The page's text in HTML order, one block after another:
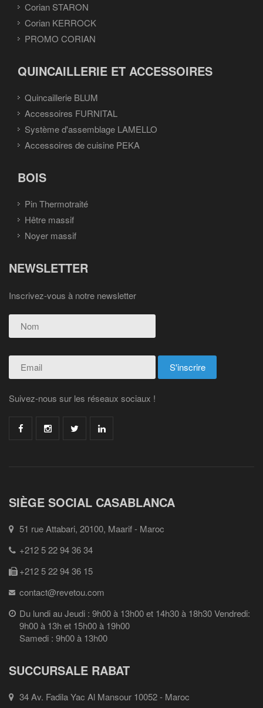
Corian STARON
Corian KERROCK
PROMO CORIAN
QUINCAILLERIE ET ACCESSOIRES
Quincaillerie BLUM
Accessoires FURNITAL
Système d'assemblage LAMELLO
Accessoires de cuisine PEKA
BOIS
Pin Thermotraité
Hêtre massif
Noyer massif
NEWSLETTER
Inscrivez-vous à notre newsletter
Suivez-nous sur les réseaux sociaux !
SIÈGE SOCIAL CASABLANCA
51 rue Attabari, 20100, Maarif - Maroc
+212 5 22 94 36 34
+212 5 22 94 36 15
contact@revetou.com
Du lundi au Jeudi : 9h00 à 13h00 et 14h30 à 18h30 Vendredi:
9h00 à 13h et 15h00 à 19h00
Samedi : 9h00 à 13h00
SUCCURSALE RABAT
34 Av. Fadila Yac Al Mansour 10052 - Maroc